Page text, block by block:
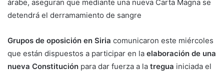
árabe, aseguran que mediante una nueva Carta Magna se
detendrá el derramamiento de sangre
Grupos de oposición en Siria comunicaron este miércoles
que están dispuestos a participar en la elaboración de una
nueva Constitución para dar fuerza a la tregua iniciada el